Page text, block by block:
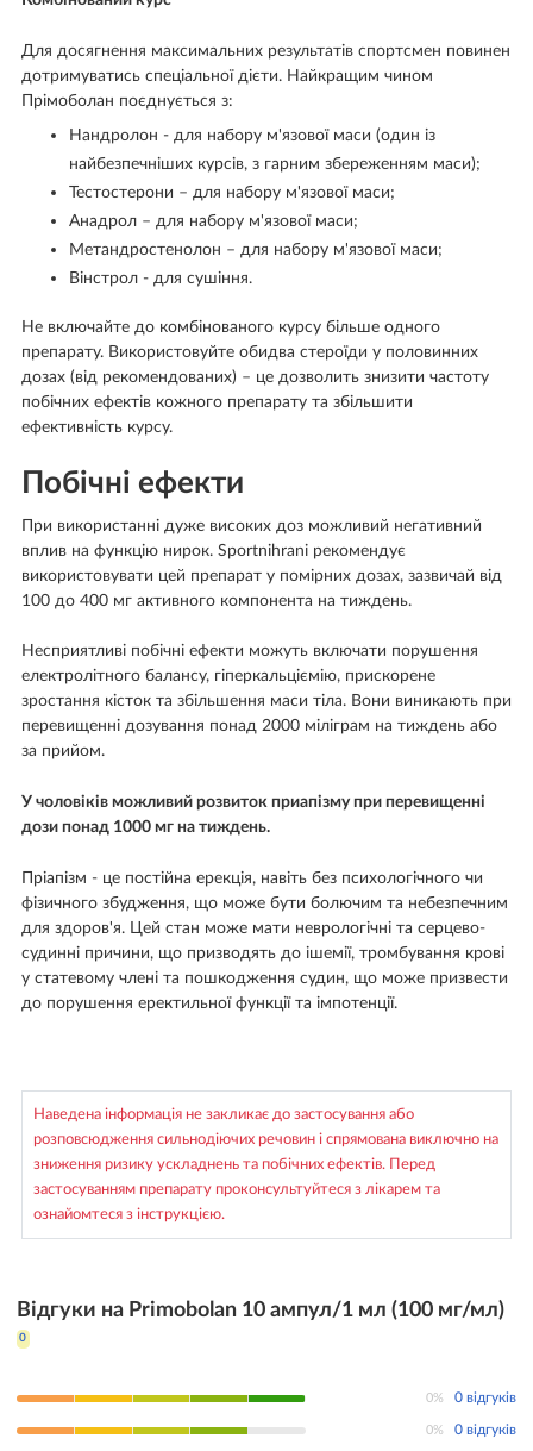
Для досягнення максимальних результатів спортсмен повинен
дотримуватись спеціальної дієти. Найкращим чином
Прімоболан поєднується з:
Нандролон - для набору м'язової маси (один із
найбезпечніших курсів, з гарним збереженням маси);
Тестостерони – для набору м'язової маси;
Анадрол – для набору м'язової маси;
Метандростенолон – для набору м'язової маси;
Вінстрол - для сушіння.
Не включайте до комбінованого курсу більше одного
препарату. Використовуйте обидва стероїди у половинних
дозах (від рекомендованих) – це дозволить знизити частоту
побічних ефектів кожного препарату та збільшити
ефективність курсу.
Побічні ефекти
При використанні дуже високих доз можливий негативний
вплив на функцію нирок. Sportnihrani рекомендує
використовувати цей препарат у помірних дозах, зазвичай від
100 до 400 мг активного компонента на тиждень.
Несприятливі побічні ефекти можуть включати порушення
електролітного балансу, гіперкальціємію, прискорене
зростання кісток та збільшення маси тіла. Вони виникають при
перевищенні дозування понад 2000 міліграм на тиждень або
за прийом.
У чоловіків можливий розвиток приапізму при перевищенні
дози понад 1000 мг на тиждень.
Пріапізм - це постійна ерекція, навіть без психологічного чи
фізичного збудження, що може бути болючим та небезпечним
для здоров'я. Цей стан може мати неврологічні та серцево-
судинні причини, що призводять до ішемії, тромбування крові
у статевому члені та пошкодження судин, що може призвести
до порушення еректильної функції та імпотенції.
Наведена інформація не закликає до застосування або
розповсюдження сильнодіючих речовин і спрямована виключно на
зниження ризику ускладнень та побічних ефектів. Перед
застосуванням препарату проконсультуйтеся з лікарем та
ознайомтеся з інструкцією.
Відгуки на Primobolan 10 ампул/1 мл (100 мг/мл)
0
0% 0 відгуків
0% 0 відгуків